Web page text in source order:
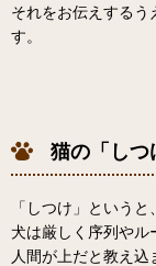
それをお伝えするう
す。
猫の「しつ
「しつけ」という
犬は厳しく序列やル
人間が上だと教え込